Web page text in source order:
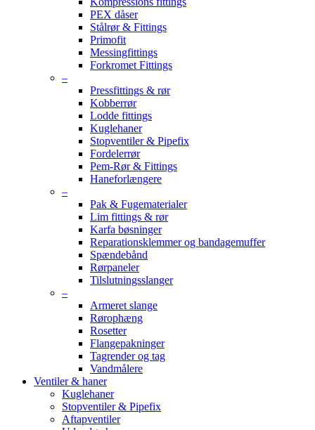
PEX dåser
Stålrør & Fittings
Primofit
Messingfittings
Forkromet Fittings
–
Pressfittings & rør
Kobberrør
Lodde fittings
Kuglehaner
Stopventiler & Pipefix
Fordelerrør
Pem-Rør & Fittings
Haneforlængere
–
Pak & Fugematerialer
Lim fittings & rør
Karfa bøsninger
Reparationsklemmer og bandagemuffer
Spændebånd
Rørpaneler
Tilslutningsslanger
–
Armeret slange
Rørophæng
Rosetter
Flangepakninger
Tagrender og tag
Vandmålere
Ventiler & haner
Kuglehaner
Stopventiler & Pipefix
Aftapventiler